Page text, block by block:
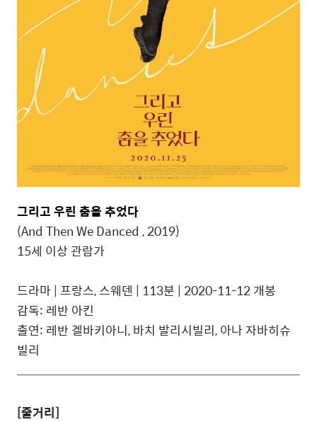
그리고 우린 춤을 추었다
(And Then We Danced , 2019)
15세 이상 관람가
드라마 | 프랑스, 스웨덴 | 113분 | 2020-11-12 개봉
감독: 레반 아킨
출연: 레반 겔바키아니, 바치 발리시빌리, 아나 자바히슈
빌리
[줄거리]